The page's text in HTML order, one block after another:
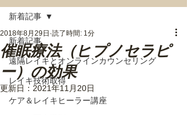
新着記事
遠隔レイキとオンラインカウンセリング
レイキ技術取得
ケア＆レイキヒーラー講座
新着記事
催眠療法（ヒプノセラピ
ー）の効果
2018年8月29日 読了時間: 1分
更新日： 2021年11月20日